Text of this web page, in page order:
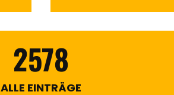
2578
ALLE EINTRÄGE